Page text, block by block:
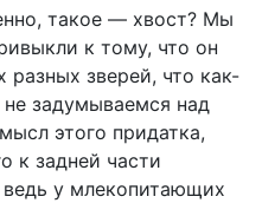
такое — хвост? Мы
к тому, что он
разных зверей, что как-
задумываемся над
этого придатка,
к задней части
у млекопитающих